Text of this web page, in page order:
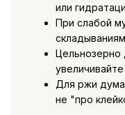
или
При слабой
Цельнозерно
Для ржи
не "про